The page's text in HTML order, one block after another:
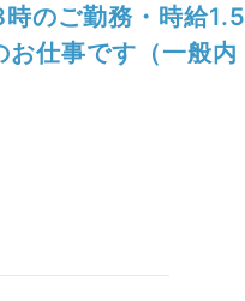
のご勤務・時給1.5
仕事です（一般内